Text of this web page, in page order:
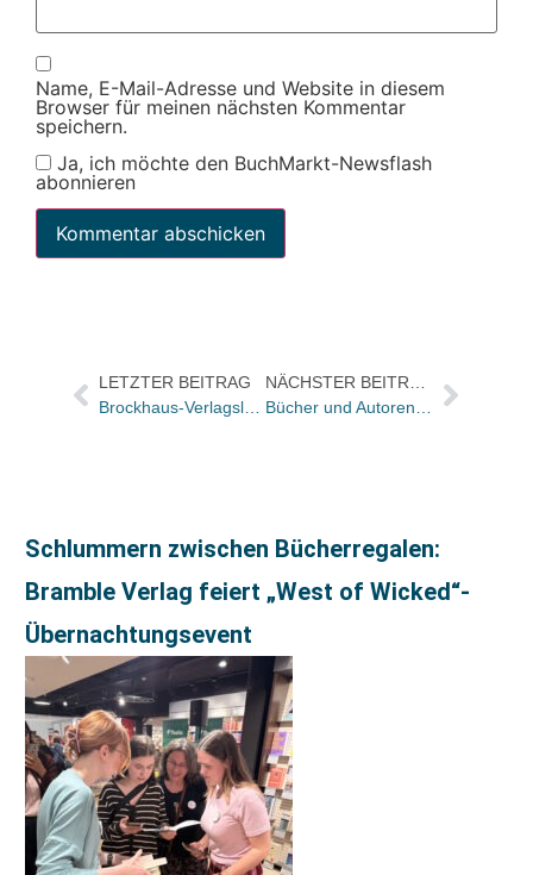
Name, E-Mail-Adresse und Website in diesem
Browser für meinen nächsten Kommentar
speichern.
Ja, ich möchte den BuchMarkt-Newsflash
abonnieren
LETZTER BEITRAG
Brockhaus-Verlagsleiter Detlef Wienecke-Janz im Exertenteam der ZDF-Bildungsshow
NÄCHSTER BEITRAG
Bücher und Autoren heute in den Feuilletons – und eröffnet David Mitchell ein neues Literatur-Zeitalter?
Schlummern zwischen Bücherregalen:
Bramble Verlag feiert „West of Wicked“-
Übernachtungsevent